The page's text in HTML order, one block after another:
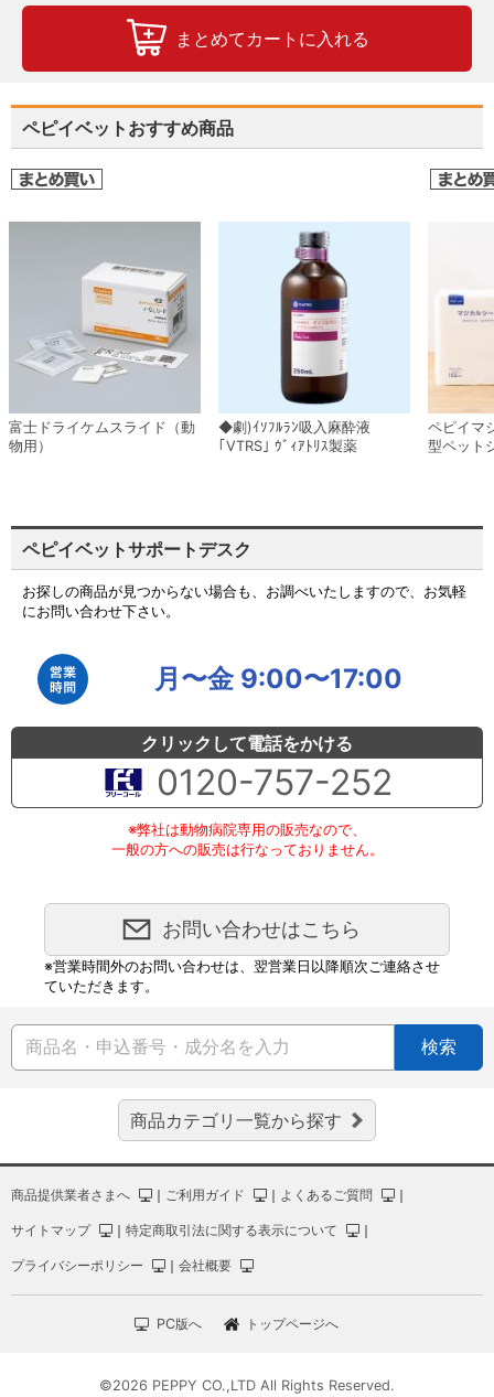
まとめてカートに入れる
ペピイベットおすすめ商品
富士ドライケムスライド（動
物用）
◆劇)ｲｿﾌﾙﾗﾝ吸入麻酔液
｢VTRS｣ ｳﾞｨｱﾄﾘｽ製薬
ペピイマ
型ペット
ペピイベットサポートデスク
お探しの商品が見つからない場合も、お調べいたしますので、お気軽
にお問い合わせ下さい。
月〜金 9:00〜17:00
クリックして電話をかける
0120-757-252
※弊社は動物病院専用の販売なので、
一般の方への販売は行なっておりません。
お問い合わせはこちら
※営業時間外のお問い合わせは、翌営業日以降順次ご連絡させ
ていただきます。
検索
商品カテゴリ一覧から探す
商品提供業者さまへ ｜ ご利用ガイド ｜ よくあるご質問 ｜
サイトマップ ｜ 特定商取引法に関する表示について ｜
プライバシーポリシー ｜ 会社概要
PC版へ トップページへ
©2026 PEPPY CO.,LTD All Rights Reserved.